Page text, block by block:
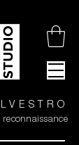
reconnaissance